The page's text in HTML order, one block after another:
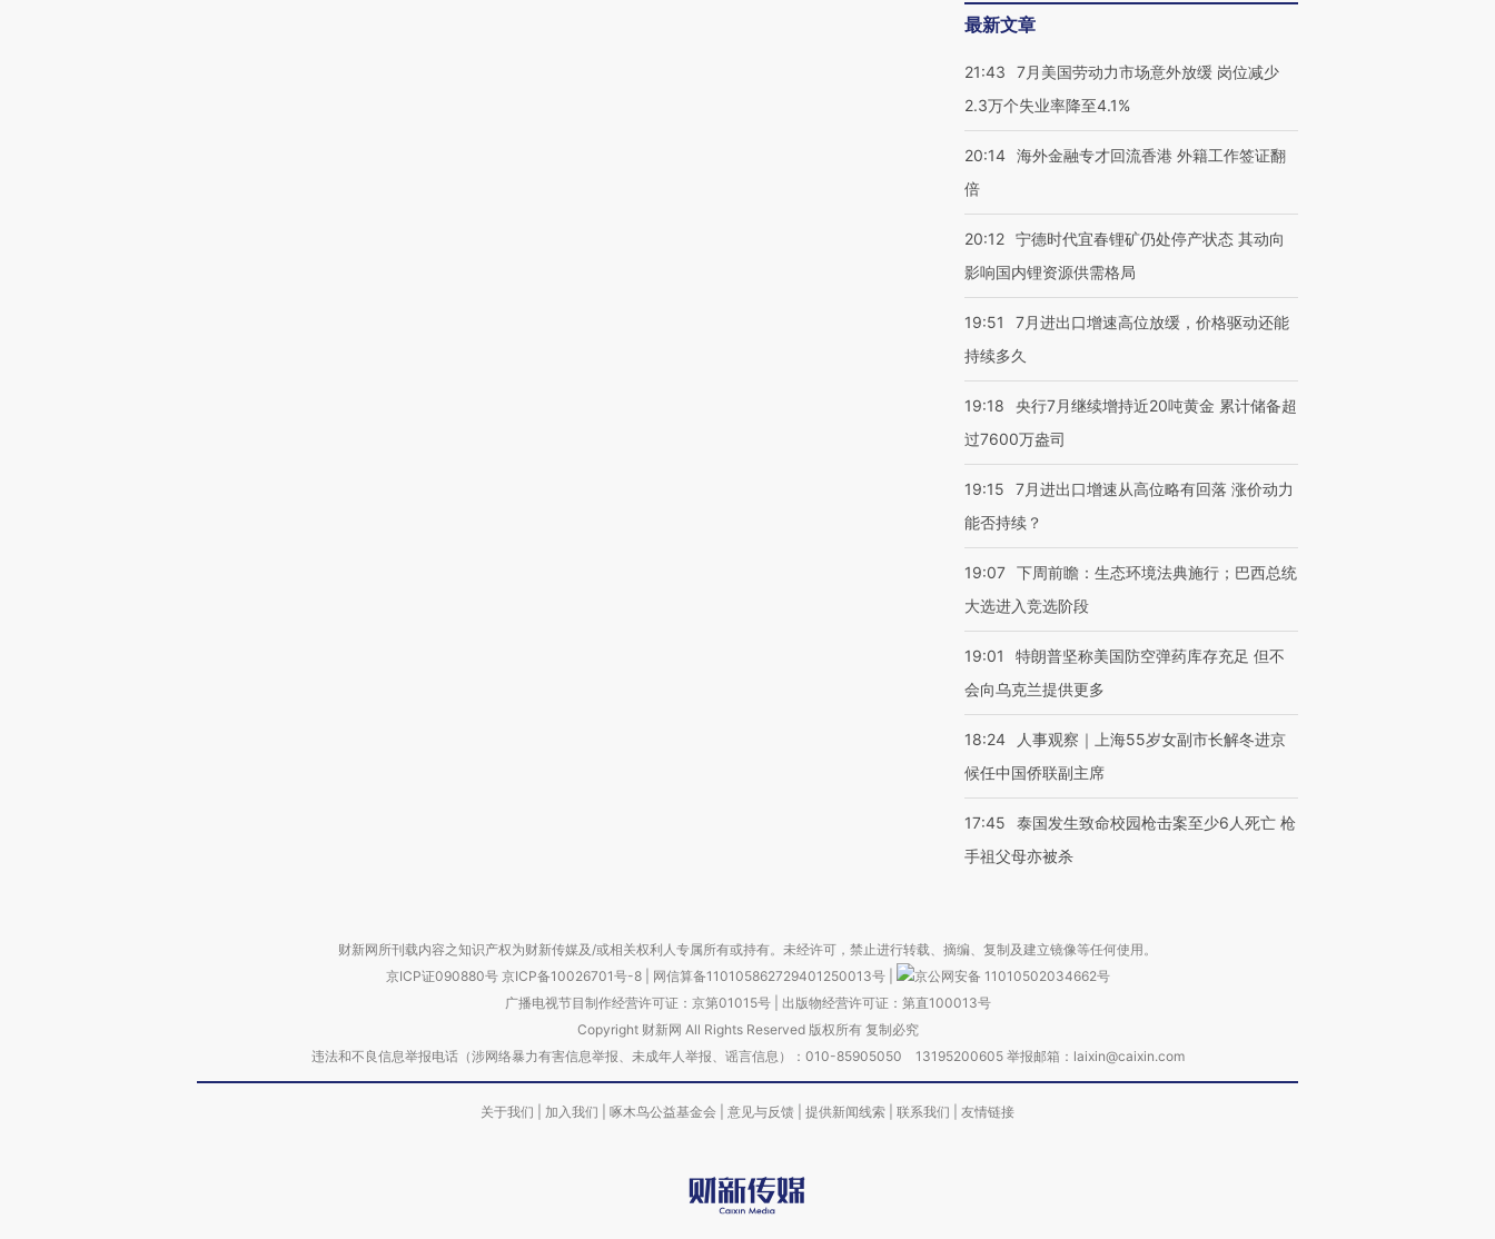
最新文章
21:43
7月美国劳动力市场意外放缓 岗位减少
2.3万个失业率降至4.1%
20:14 海外金融专才回流香港 外籍工作签证翻
倍
20:12 宁德时代宜春锂矿仍处停产状态 其动向
影响国内锂资源供需格局
19:51
7月进出口增速高位放缓，价格驱动还能
持续多久
19:18
央行7月继续增持近20吨黄金 累计储备超
过7600万盎司
19:15
7月进出口增速从高位略有回落 涨价动力
能否持续？
19:07 下周前瞻：生态环境法典施行；巴西总统
大选进入竞选阶段
19:01
特朗普坚称美国防空弹药库存充足 但不
会向乌克兰提供更多
18:24
人事观察｜上海55岁女副市长解冬进京
候任中国侨联副主席
17:45
泰国发生致命校园枪击案至少6人死亡 枪
手祖父母亦被杀
财新网所刊载内容之知识产权为财新传媒及/或相关权利人专属所有或持有。未经许可，禁止进行转载、摘编、复制及建立镜像等任何使用。
京ICP证090880号 京ICP备10026701号-8 网信算备110105862729401250013号
京公网安备 11010502034662号
广播电视节目制作经营许可证：京第01015号| 出版物经营许可证：第直100013号
Copyright 财新网 All Rights Reserved 版权所有 复制必究
违法和不良信息举报电话（涉网络暴力有害信息举报、未成年人举报、谣言信息）：010-85905050 13195200605 举报邮箱：laixin@caixin.com
关于我们 加入我们 啄木鸟公益基金会 意见与反馈 提供新闻线索 联系我们 友情链接